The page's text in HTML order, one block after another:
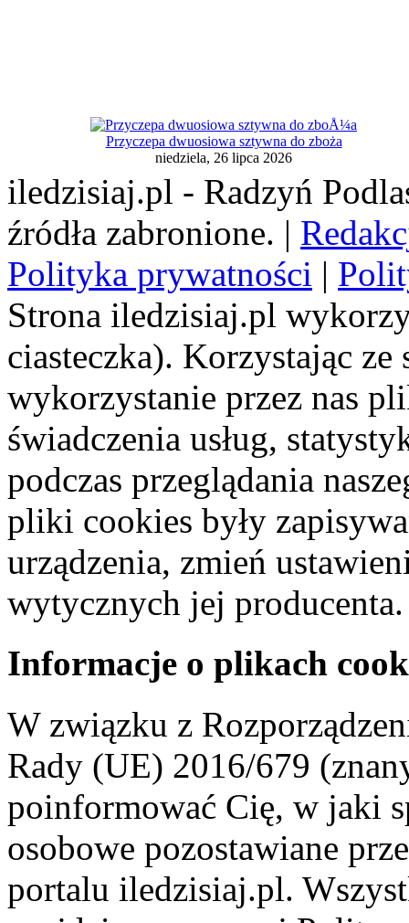
Przyczepa dwuosiowa sztywna do zboża
niedziela, 26 lipca 2026
iledzisiaj.pl - Radzyń
źródła zabronione. |
Polityka prywatności |
Strona iledzisiaj.pl
ciasteczka). Korzystając
wykorzystanie przez nas
świadczenia usług,
podczas przeglądania
pliki cookies były
urządzenia, zmień
wytycznych jej producenta.
Informacje o plikach
W związku z
Rady (UE) 2016/679
poinformować Cię, w jaki
osobowe pozostawiane
portalu iledzisiaj.pl.